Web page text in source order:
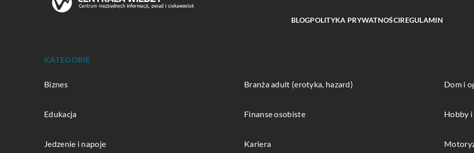
BLOGPOLITYKA PRYWATNOŚCIREGULAMIN
KATEGORIE
Biznes Branża adult (erotyka, hazard) Dom i
Edukacja Finanse osobiste Hobby
Jedzenie i napoje Kariera